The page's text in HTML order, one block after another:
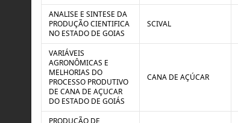
ANALISE E SINTESE DA
PRODUÇÃO CIENTIFICA
NO ESTADO DE GOIAS
SCIVAL
VARIÁVEIS
AGRONÔMICAS E
MELHORIAS DO
PROCESSO PRODUTIVO
DE CANA DE AÇUCAR
DO ESTADO DE GOIÁS
CANA DE AÇÚCAR
PRODUÇÃO DE